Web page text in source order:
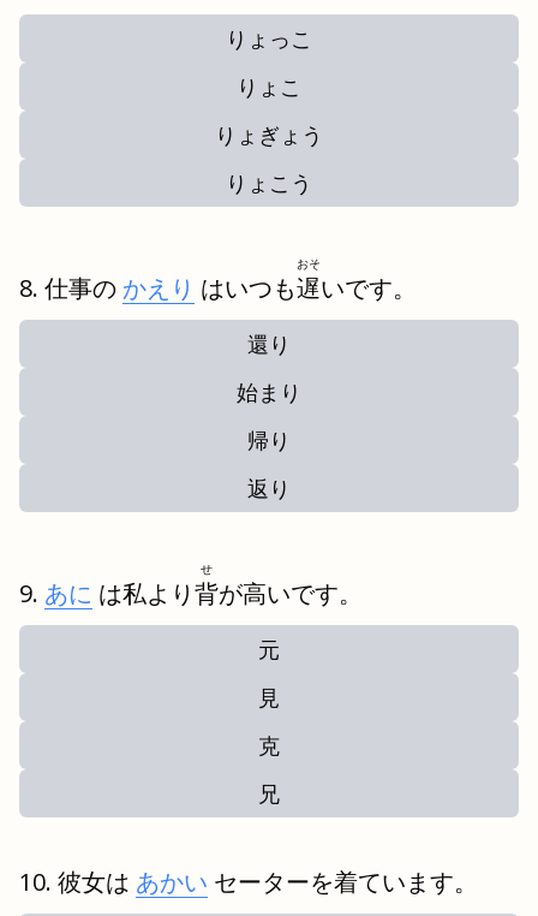
りょっこ
りょこ
りょぎょう
りょこう
仕事の かえり はいつも遅
おそ
いです。
還り
始まり
帰り
返り
あに は私より背
せ
が高いです。
元
見
克
兄
彼女は あかい セーターを着ています。